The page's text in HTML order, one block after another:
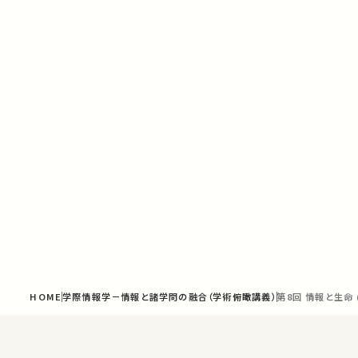
HOME学際情報学－情報と諸学問の融合（学術俯瞰講義） 第8回 情報と生命